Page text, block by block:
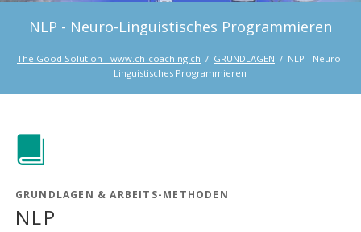
NLP - Neuro-Linguistisches Programmieren
The Good Solution - www.ch-coaching.ch GRUNDLAGEN
NLP - Neuro-
Linguistisches Programmieren
GRUNDLAGEN & ARBEITS-METHODEN
NLP